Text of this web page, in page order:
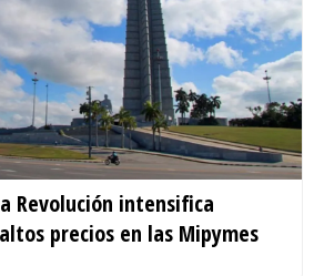
Revolución intensifica
precios en las Mipymes